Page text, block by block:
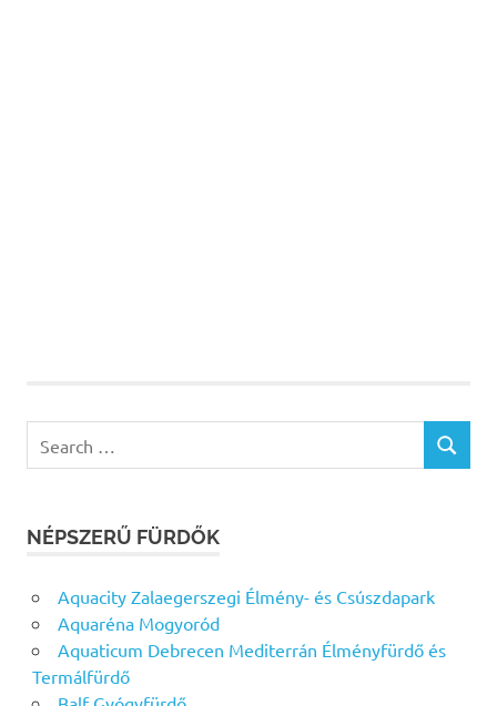
for:
SEARCH
NÉPSZERŰ FÜRDŐK
Aquacity Zalaegerszegi Élmény- és Csúszdapark
Aquaréna Mogyoród
Aquaticum Debrecen Mediterrán Élményfürdő és
Termálfürdő